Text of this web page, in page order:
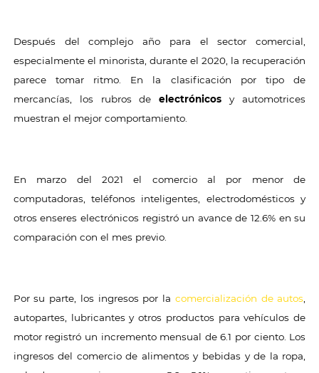
Después del complejo año para el sector comercial,
especialmente el minorista, durante el 2020, la recuperación
parece tomar ritmo. En la clasificación por tipo de
mercancías, los rubros deelectrónicos y automotrices
muestran el mejor comportamiento.
En marzo del 2021 el comercio al por menor de
computadoras, teléfonos inteligentes, electrodomésticos y
otros enseres electrónicos registró un avance de 12.6% en su
comparación con el mes previo.
Por su parte, los ingresos por la comercialización de autos
autopartes, lubricantes y otros productos para vehículos de
motor registró un incremento mensual de 6.1 por ciento. Los
ingresos del comercio de alimentos y bebidas y de la ropa,